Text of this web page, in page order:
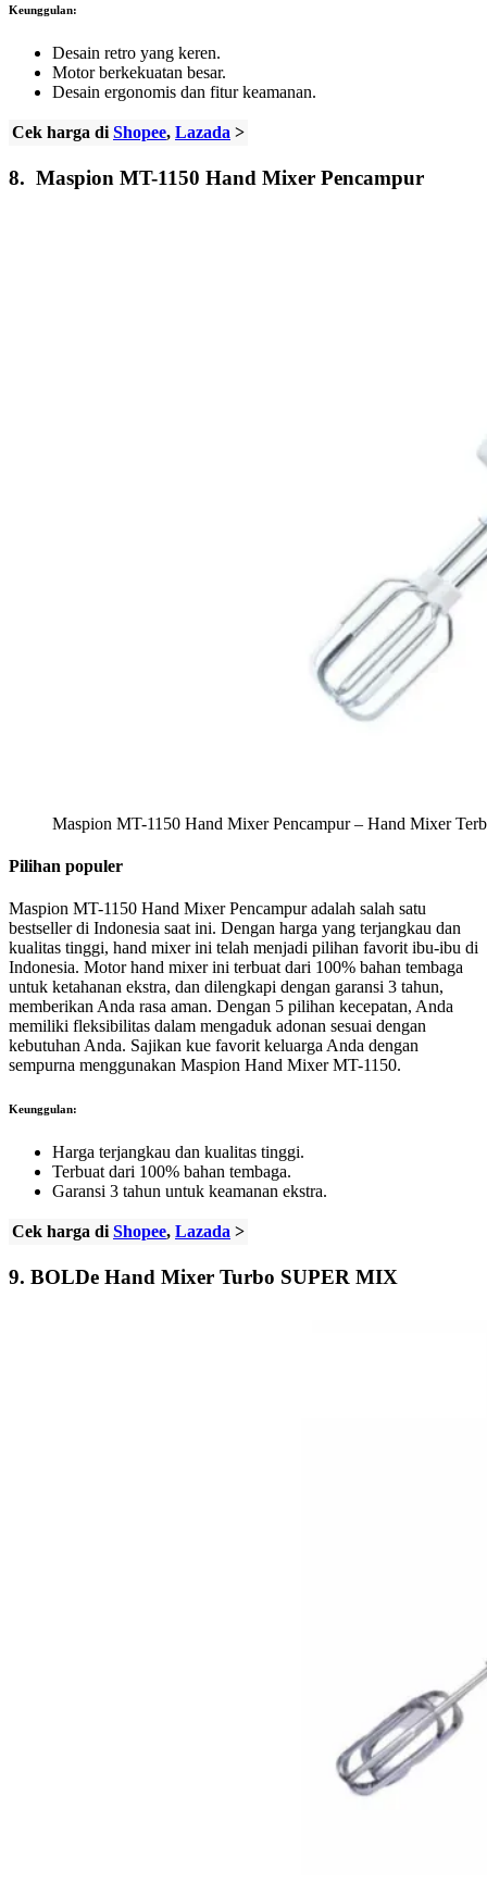
Keunggulan:
Desain retro yang keren.
Motor berkekuatan besar.
Desain ergonomis dan fitur keamanan.
Cek harga di Shopee, Lazada >
8. Maspion MT-1150 Hand Mixer Pencampur
Maspion MT-1150 Hand Mixer Pencampur – Hand Mixer
Pilihan populer
Maspion MT-1150 Hand Mixer Pencampur adalah salah satu
bestseller di Indonesia saat ini. Dengan harga yang terjangkau dan
kualitas tinggi, hand mixer ini telah menjadi pilihan favorit ibu-ibu di
Indonesia. Motor hand mixer ini terbuat dari 100% bahan tembaga
untuk ketahanan ekstra, dan dilengkapi dengan garansi 3 tahun,
memberikan Anda rasa aman. Dengan 5 pilihan kecepatan, Anda
memiliki fleksibilitas dalam mengaduk adonan sesuai dengan
kebutuhan Anda. Sajikan kue favorit keluarga Anda dengan
sempurna menggunakan Maspion Hand Mixer MT-1150.
Keunggulan:
Harga terjangkau dan kualitas tinggi.
Terbuat dari 100% bahan tembaga.
Garansi 3 tahun untuk keamanan ekstra.
Cek harga di Shopee, Lazada >
9. BOLDe Hand Mixer Turbo SUPER MIX